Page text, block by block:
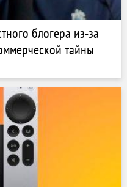
блогера из-за
тайны